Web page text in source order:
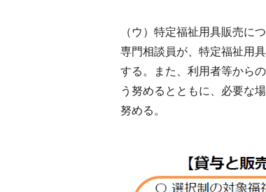
（ウ）特定福祉用具販売に
専門相談員が、特定福祉用
する。また、利用者等から
う努めるとともに、必要な
努める。